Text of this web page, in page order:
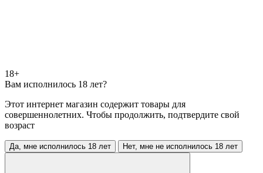
18+
Вам исполнилось 18 лет?
Этот интернет магазин содержит товары для
совершеннолетних. Чтобы продолжить, подтвердите свой
возраст
Да, мне исполнилось 18 лет Нет, мне не исполнилось 18 лет